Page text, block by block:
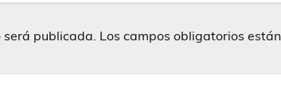
será publicada. Los campos obligatorios